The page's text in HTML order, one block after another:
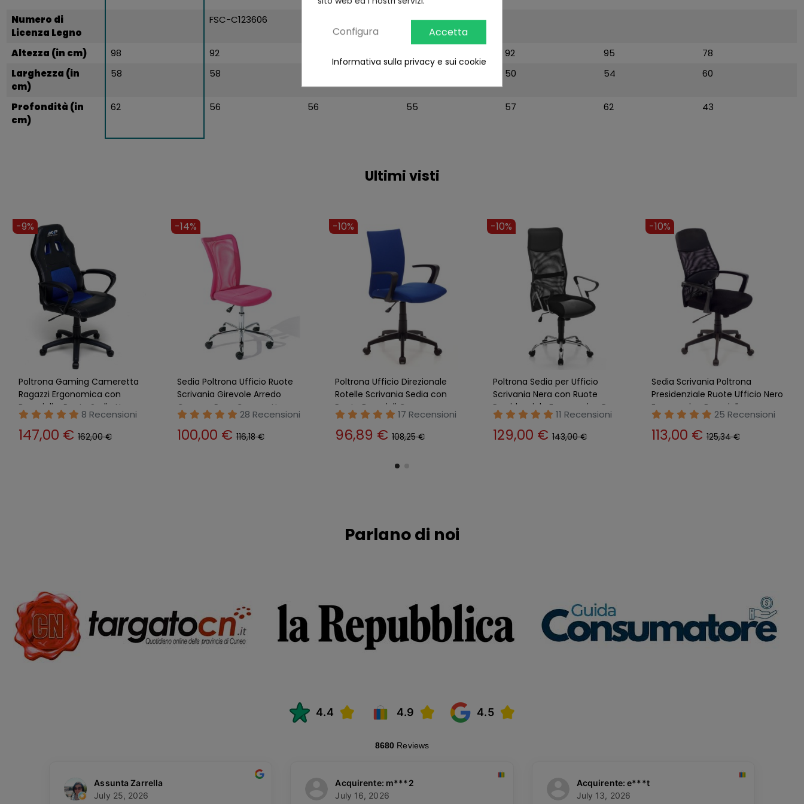
Numero di
Licenza Legno
FSC-C123606 FSC-C123606
Altezza (in cm) 98 92 92 95
78
Larghezza (in
cm)
58 58 50 54 60
Profondità (in
cm)
62 56 56 55 57 62 43
Ultimi visti
-9%
Sedia a Slitta Fissa da Ufficio
Scrivania Nero Poltrona Braccioli
Sala Attesa
23 Recensioni
123,00 € 135,00 €
-10%
Sedia Ufficio con Rotelle
Scrivania Nero in Tessuto
Poltrona Braccioli Girevole
14 Recensioni
96,89 € 108,25 €
-8%
Poltrona Colorata Sedia
Cameretta con Ruote Gialla
Regolabile e Girevole
2 Recensioni
119,00 € 130,00 €
-9%
Poltrona da Gaming Nero e
Rosso con Seduta e Alzata
Regolabile
11 Recensioni
179,00 €197,00 €
-9%
Sedia da Ufficio in Rete
Traspirante Nero con Seduta
Imbottita Regolabile
5 Recensioni
98,89 €108,20 €
Parlano di noi
Configura Accetta
Informativa sulla privacy e sui cookie